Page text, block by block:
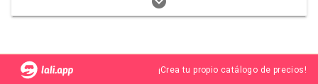
¡Crea tu propio catálogo de precios!